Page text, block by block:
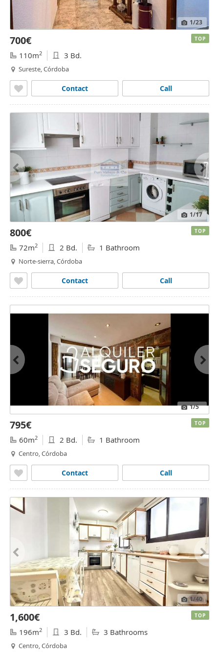
1/23
700€
110m2 3 Bd.
Sureste, Córdoba
Call
Contact
TOP
1/17
800€
72m2 2 Bd. 1 Bathroom
Norte-sierra, Córdoba
Call
Contact
TOP
1/5
795€
60m2 2 Bd. 1 Bathroom
Centro, Córdoba
Call
Contact
TOP
1/40
1,600€
196m2 3 Bd. 3 Bathrooms
Centro, Córdoba
TOP